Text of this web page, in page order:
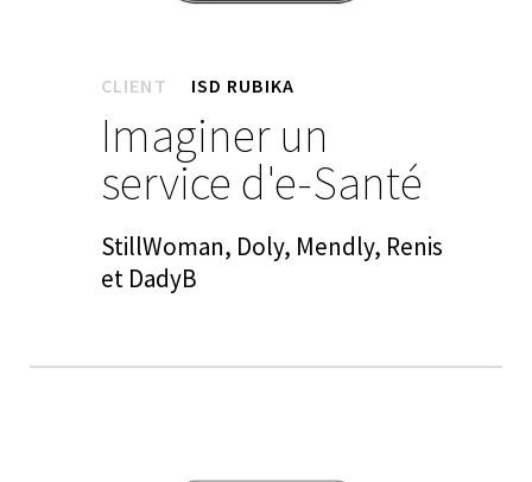
CLIENT ISD RUBIKA
Imaginer un
service d'e-Santé
StillWoman, Doly, Mendly, Renis
et DadyB